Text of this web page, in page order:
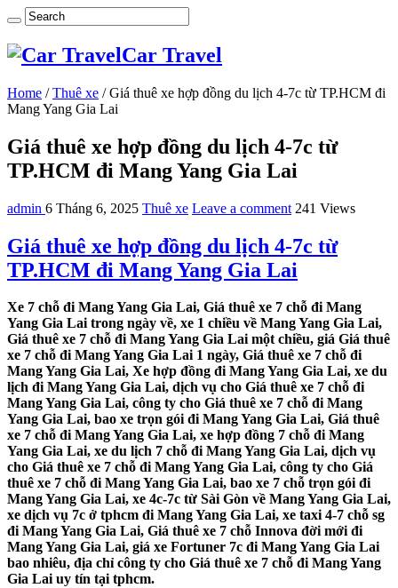
Car Travel
Home / Thuê xe / Giá thuê xe hợp đồng du lịch 4-7c từ TP.HCM đi
Mang Yang Gia Lai
Giá thuê xe hợp đồng du lịch 4-7c từ
TP.HCM đi Mang Yang Gia Lai
admin 6 Tháng 6, 2025 Thuê xe Leave a comment 241 Views
Giá thuê xe hợp đồng du lịch 4-7c từ
TP.HCM đi Mang Yang Gia Lai
Xe 7 chỗ đi Mang Yang Gia Lai, Giá thuê xe 7 chỗ đi Mang
Yang Gia Lai trong ngày về, xe 1 chiều về Mang Yang Gia Lai,
Giá thuê xe 7 chỗ đi Mang Yang Gia Lai một chiều, giá Giá thuê
xe 7 chỗ đi Mang Yang Gia Lai 1 ngày, Giá thuê xe 7 chỗ đi
Mang Yang Gia Lai, Xe hợp đồng đi Mang Yang Gia Lai, xe du
lịch đi Mang Yang Gia Lai, dịch vụ cho Giá thuê xe 7 chỗ đi
Mang Yang Gia Lai, công ty cho Giá thuê xe 7 chỗ đi Mang
Yang Gia Lai, bao xe trọn gói đi Mang Yang Gia Lai, Giá thuê
xe 7 chỗ đi Mang Yang Gia Lai, xe hợp đồng 7 chỗ đi Mang
Yang Gia Lai, xe du lịch 7 chỗ đi Mang Yang Gia Lai, dịch vụ
cho Giá thuê xe 7 chỗ đi Mang Yang Gia Lai, công ty cho Giá
thuê xe 7 chỗ đi Mang Yang Gia Lai, bao xe 7 chỗ trọn gói đi
Mang Yang Gia Lai, xe 4c-7c từ Sài Gòn về Mang Yang Gia Lai,
xe dịch vụ 7c ở tphcm đi Mang Yang Gia Lai, xe taxi 4-7 chỗ sg
đi Mang Yang Gia Lai, Giá thuê xe 7 chỗ Innova đời mới đi
Mang Yang Gia Lai, giá xe Fortuner 7c đi Mang Yang Gia Lai
bao nhiêu, địa chỉ công ty cho Giá thuê xe 7 chỗ đi Mang Yang
Gia Lai uy tín tại tphcm.